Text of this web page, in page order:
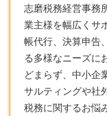
志磨税務経営事務
業主様を幅広くサ
帳代行、決算申告
る多様なニーズに
どまらず、中小企
サルティングや社
税務に関するお悩